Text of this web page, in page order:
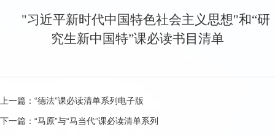
"习近平新时代中国特色社会主义思想"和“研
究生新中国特”课必读书目清单
上一篇： “德法”课必读清单系列电子版
下一篇： “马原”与“马当代”课必读清单系列